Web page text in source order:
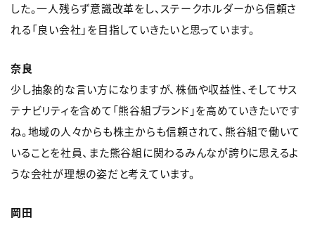
した。一人残らず意識改革をし、ステークホルダーから信頼さ
れる「良い会社」を目指していきたいと思っています。
奈良
少し抽象的な言い方になりますが、株価や収益性、そしてサス
テナビリティを含めて「熊谷組ブランド」を高めていきたいです
ね。地域の人々からも株主からも信頼されて、熊谷組で働いて
いることを社員、また熊谷組に関わるみんなが誇りに思えるよ
うな会社が理想の姿だと考えています。
岡田